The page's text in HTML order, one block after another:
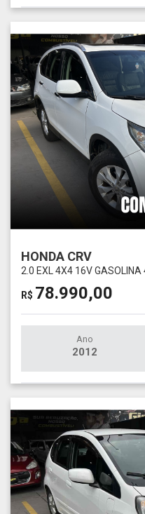
HONDA CRV
2.0 EXL 4X4 16V
R$ 78.990,00
Ano
2012